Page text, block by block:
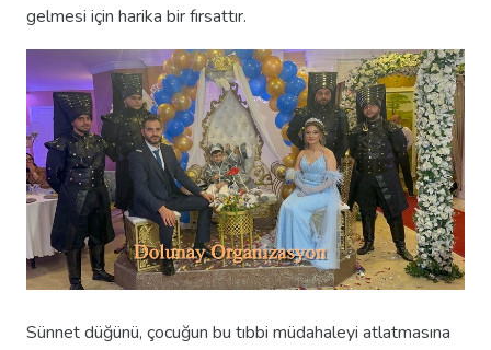
gelmesi için harika bir fırsattır.
Sünnet düğünü, çocuğun bu tıbbi müdahaleyi atlatmasına